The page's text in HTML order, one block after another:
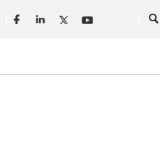
Seguici in rete